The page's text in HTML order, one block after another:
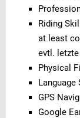
Riding
at least
evtl. letzte
Physical
Language
GPS
Google